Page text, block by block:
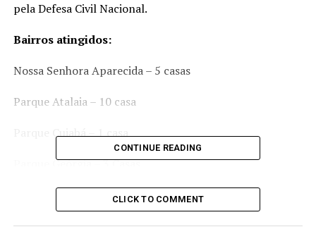
pela Defesa Civil Nacional.
Bairros atingidos:
Nossa Senhora Aparecida – 5 casas
Parque Atalaia – 10 casa
Parque Cuiabá – 1 casa
Parque Geórgia – 3 Casas
Três dessas casas (2 Parque Atalaia e 1 Parque Cuiabá)
moradores precisaram de ajuda dos Bombeiros.
CONTINUE READING
CLICK TO COMMENT